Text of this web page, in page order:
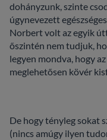
dohányzunk, szinte
úgynevezett
Norbert volt az egyik
őszintén nem tudjuk,
legyen mondva, hogy
meglehetősen kövér
De hogy tényleg sokat
(nincs amúgy ilyen